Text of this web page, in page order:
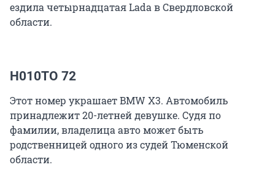
ездила четырнадцатая Lada в Свердловской
области.
Н010ТО 72
Этот номер украшает BMW X3. Автомобиль
принадлежит 20-летней девушке. Судя по
фамилии, владелица авто может быть
родственницей одного из судей Тюменской
области.